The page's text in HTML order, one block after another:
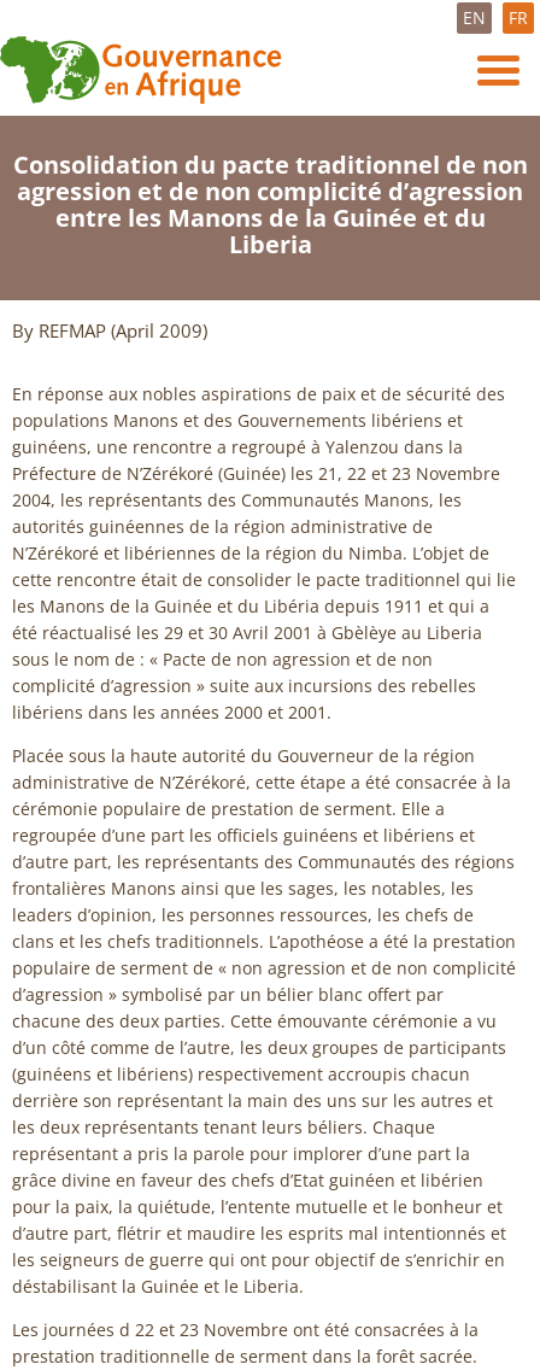
EN FR
Consolidation du pacte traditionnel de non
agression et de non complicité d’agression
entre les Manons de la Guinée et du
Liberia
By REFMAP (April 2009)
En réponse aux nobles aspirations de paix et de sécurité des
populations Manons et des Gouvernements libériens et
guinéens, une rencontre a regroupé à Yalenzou dans la
Préfecture de N’Zérékoré (Guinée) les 21, 22 et 23 Novembre
2004, les représentants des Communautés Manons, les
autorités guinéennes de la région administrative de
N’Zérékoré et libériennes de la région du Nimba. L’objet de
cette rencontre était de consolider le pacte traditionnel qui lie
les Manons de la Guinée et du Libéria depuis 1911 et qui a
été réactualisé les 29 et 30 Avril 2001 à Gbèlèye au Liberia
sous le nom de : « Pacte de non agression et de non
complicité d’agression » suite aux incursions des rebelles
libériens dans les années 2000 et 2001.
Placée sous la haute autorité du Gouverneur de la région
administrative de N’Zérékoré, cette étape a été consacrée à la
cérémonie populaire de prestation de serment. Elle a
regroupée d’une part les officiels guinéens et libériens et
d’autre part, les représentants des Communautés des régions
frontalières Manons ainsi que les sages, les notables, les
leaders d’opinion, les personnes ressources, les chefs de
clans et les chefs traditionnels. L’apothéose a été la prestation
populaire de serment de « non agression et de non complicité
d’agression » symbolisé par un bélier blanc offert par
chacune des deux parties. Cette émouvante cérémonie a vu
d’un côté comme de l’autre, les deux groupes de participants
(guinéens et libériens) respectivement accroupis chacun
derrière son représentant la main des uns sur les autres et
les deux représentants tenant leurs béliers. Chaque
représentant a pris la parole pour implorer d’une part la
grâce divine en faveur des chefs d’Etat guinéen et libérien
pour la paix, la quiétude, l’entente mutuelle et le bonheur et
d’autre part, flétrir et maudire les esprits mal intentionnés et
les seigneurs de guerre qui ont pour objectif de s’enrichir en
déstabilisant la Guinée et le Liberia.
Les journées d 22 et 23 Novembre ont été consacrées à la
prestation traditionnelle de serment dans la forêt sacrée.